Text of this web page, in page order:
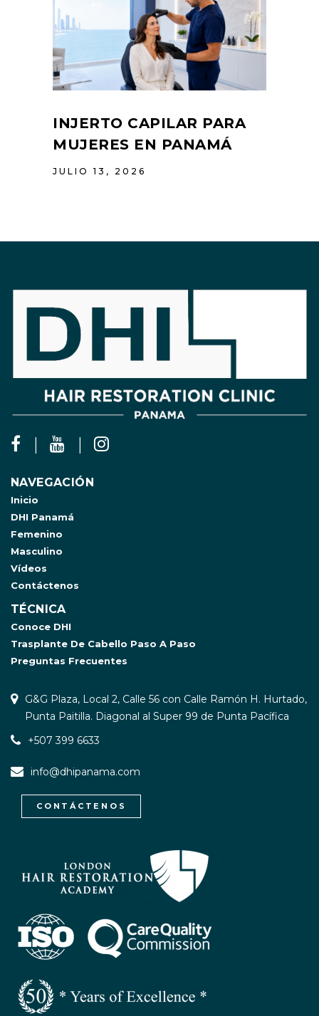
INJERTO CAPILAR PARA
MUJERES EN PANAMÁ
JULIO 13, 2026
NAVEGACIÓN
Inicio
DHI Panamá
Femenino
Masculino
Vídeos
Contáctenos
TÉCNICA
Conoce DHI
Trasplante De Cabello Paso A Paso
Preguntas Frecuentes
G&G Plaza, Local 2, Calle 56 con Calle Ramón H. Hurtado,
Punta Paitilla. Diagonal al Super 99 de Punta Pacífica
+507 399 6633
info@dhipanama.com
CONTÁCTENOS